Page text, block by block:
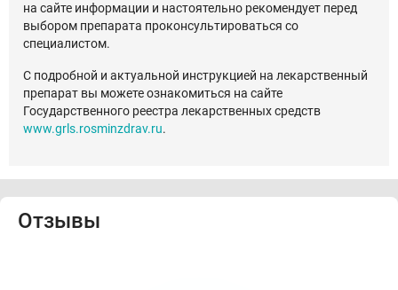
на сайте информации и настоятельно рекомендует перед
выбором препарата проконсультироваться со
специалистом.
С подробной и актуальной инструкцией на лекарственный
препарат вы можете ознакомиться на сайте
Государственного реестра лекарственных средств
www.grls.rosminzdrav.ru.
Отзывы